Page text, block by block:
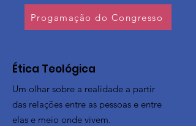
Progamação do Congresso
​Ética Teológica
Um olhar sobre a realidade a partir
das relações entre as pessoas e entre
elas e meio onde vivem.